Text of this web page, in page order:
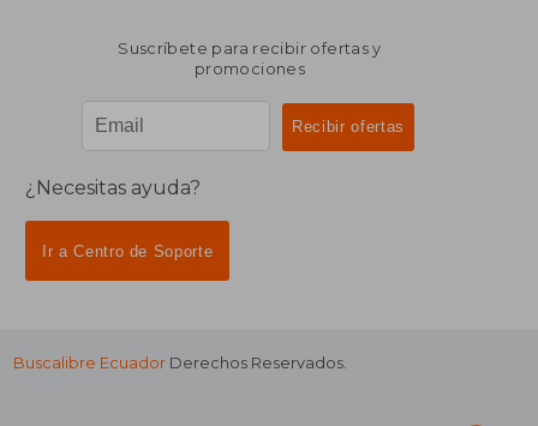
Suscríbete para recibir ofertas y
promociones
¿Necesitas ayuda?
Ir a Centro de Soporte
Buscalibre Ecuador Derechos Reservados.